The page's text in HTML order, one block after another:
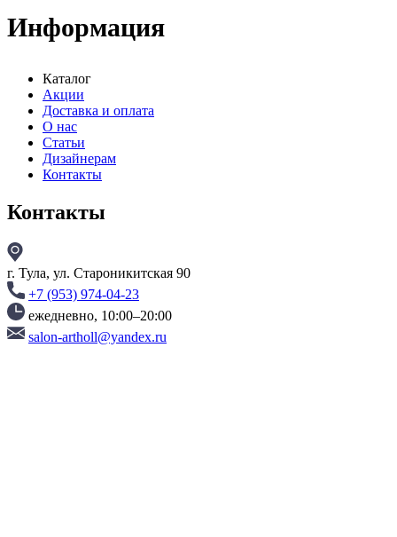
Информация
Каталог
Акции
Доставка и оплата
О нас
Статьи
Дизайнерам
Контакты
Контакты
г. Тула, ул. Староникитская 90
+7 (953) 974-04-23
ежедневно, 10:00–20:00
salon-artholl@yandex.ru